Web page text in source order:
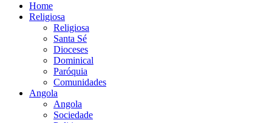
Home
Religiosa
Religiosa
Santa Sé
Dioceses
Dominical
Paróquia
Comunidades
Angola
Angola
Sociedade